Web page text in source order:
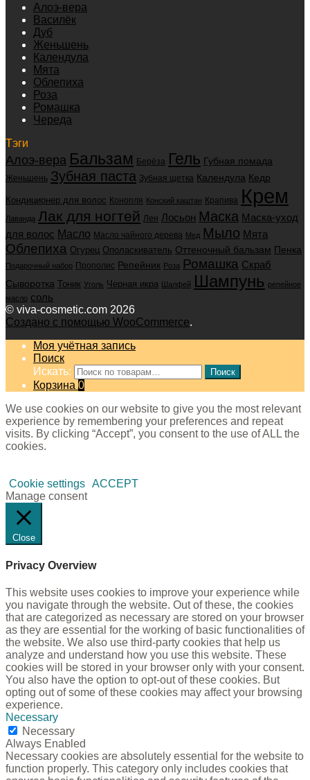
Алоэ-вера
Василёк
Дуб
Женьшень
Календула
Мята
Облепиха
Роза
Ромашка
Череда
Тэги
Алоэ-вера Бальзам Берёза Гель Губная помада
Женьшень Зубная паста Зубная щетка Календула Кедр
Кондиционер для волос Конопля Конский каштан Крапива Крем
Лаванда Лак для ногтей Лен Лосьон Маска Маска-уход
для волос Масло Масло чайного дерева Мед Мыло Мята
Облепиха Огурец Ополаскиватель Оттеночный бальзам Пенка
Подарочный набор Прополис Репейник Роза Ромашка Скраб
Сыворотка Тоник Уголь Черная икра Шалфей Шампунь репейное
масло соль
© viva-cosmetic.com 2026
Создано с помощью WooCommerce.
Моя учётная запись
Поиск
Искать:
Поиск
Корзина 0
We use cookies on our website to give you the most relevant
experience by remembering your preferences and repeat
visits. By clicking “Accept”, you consent to the use of ALL the
cookies.
Cookie settings ACCEPT
Manage consent
Close
Privacy Overview
This website uses cookies to improve your experience while
you navigate through the website. Out of these, the cookies
that are categorized as necessary are stored on your browser
as they are essential for the working of basic functionalities of
the website. We also use third-party cookies that help us
analyze and understand how you use this website. These
cookies will be stored in your browser only with your consent.
You also have the option to opt-out of these cookies. But
opting out of some of these cookies may affect your browsing
experience.
Necessary
Necessary
Always Enabled
Necessary cookies are absolutely essential for the website to
function properly. This category only includes cookies that